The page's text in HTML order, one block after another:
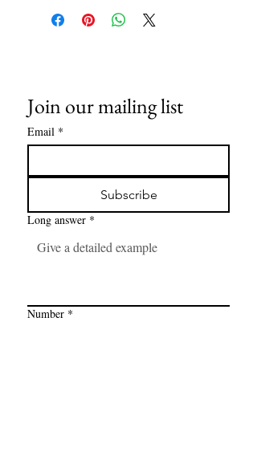
Join our mailing list
Email *
Subscribe
Long answer *
Number *